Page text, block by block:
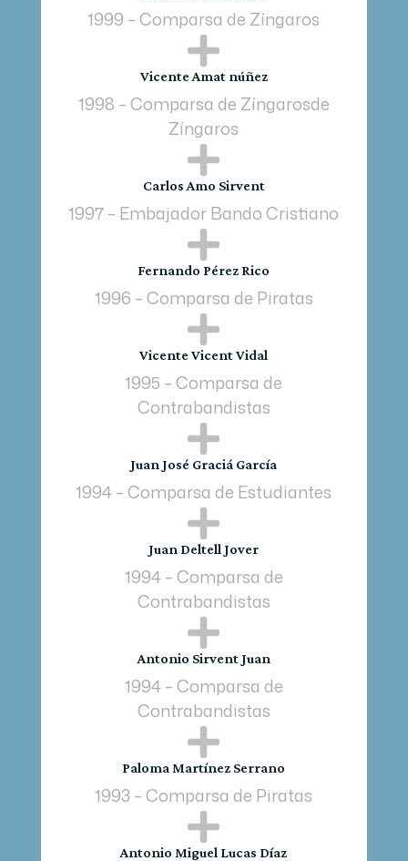
1999 – Comparsa de Zíngaros

Vicente Amat núñez
1998 – Comparsa de Zíngarosde
Zíngaros

Carlos Amo Sirvent
1997 – Embajador Bando Cristiano

Fernando Pérez Rico
1996 – Comparsa de Piratas

Vicente Vicent Vidal
1995 – Comparsa de
Contrabandistas

Juan José Graciá García
1994 – Comparsa de Estudiantes

Juan Deltell Jover
1994 – Comparsa de
Contrabandistas

Antonio Sirvent Juan
1994 – Comparsa de
Contrabandistas

Paloma Martínez Serrano
1993 – Comparsa de Piratas

Antonio Miguel Lucas Díaz